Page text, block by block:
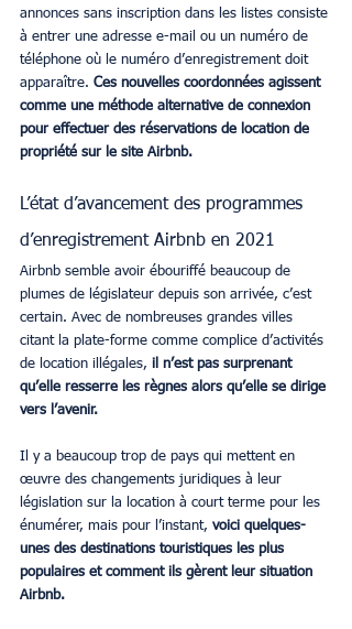
annonces sans inscription dans les listes consiste
à entrer une adresse e-mail ou un numéro de
téléphone où le numéro d’enregistrement doit
apparaître. Ces nouvelles coordonnées agissent
comme une méthode alternative de connexion
pour effectuer des réservations de location de
propriété sur le site Airbnb.
L’état d’avancement des programmes
d’enregistrement Airbnb en 2021
Airbnb semble avoir ébouriffé beaucoup de
plumes de législateur depuis son arrivée, c’est
certain. Avec de nombreuses grandes villes
citant la plate-forme comme complice d’activités
de location illégales, il n’est pas surprenant
qu’elle resserre les règnes alors qu’elle se dirige
vers l’avenir.
Il y a beaucoup trop de pays qui mettent en
œuvre des changements juridiques à leur
législation sur la location à court terme pour les
énumérer, mais pour l’instant, voici quelques-
unes des destinations touristiques les plus
populaires et comment ils gèrent leur situation
Airbnb.